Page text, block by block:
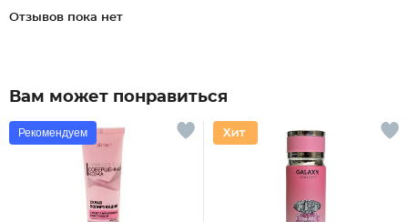
Отзывов пока нет
Вам может понравиться
Рекомендуем